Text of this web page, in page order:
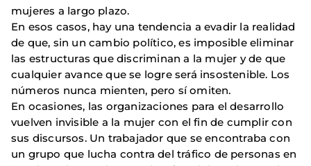
mujeres a largo plazo.
En esos casos, hay una tendencia a evadir la realidad
de que, sin un cambio político, es imposible eliminar
las estructuras que discriminan a la mujer y de que
cualquier avance que se logre será insostenible. Los
números nunca mienten, pero sí omiten.
En ocasiones, las organizaciones para el desarrollo
vuelven invisible a la mujer con el fin de cumplir con
sus discursos. Un trabajador que se encontraba con
un grupo que lucha contra del tráfico de personas en